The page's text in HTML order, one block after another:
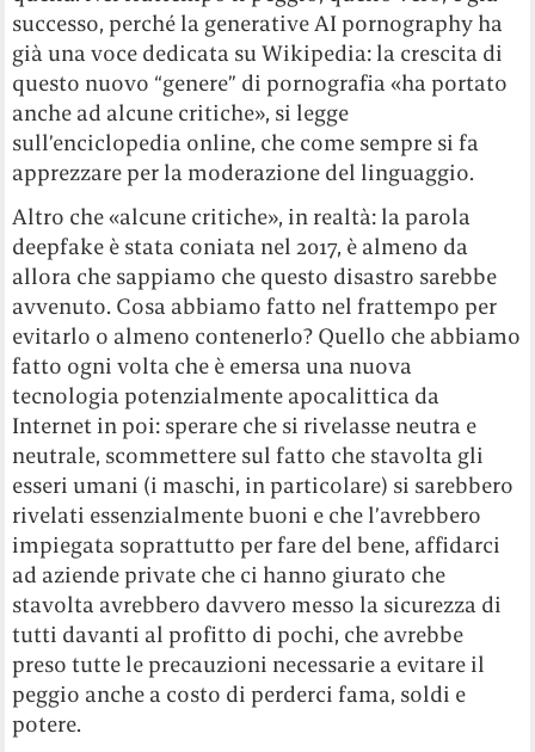
successo, perché la generative AI pornography ha
già una voce dedicata su Wikipedia: la crescita di
questo nuovo “genere” di pornografia «ha portato
anche ad alcune critiche», si legge
sull’enciclopedia online, che come sempre si fa
apprezzare per la moderazione del linguaggio.
Altro che «alcune critiche», in realtà: la parola
deepfake è stata coniata nel 2017, è almeno da
allora che sappiamo che questo disastro sarebbe
avvenuto. Cosa abbiamo fatto nel frattempo per
evitarlo o almeno contenerlo? Quello che abbiamo
fatto ogni volta che è emersa una nuova
tecnologia potenzialmente apocalittica da
Internet in poi: sperare che si rivelasse neutra e
neutrale, scommettere sul fatto che stavolta gli
esseri umani (i maschi, in particolare) si sarebbero
rivelati essenzialmente buoni e che l’avrebbero
impiegata soprattutto per fare del bene, affidarci
ad aziende private che ci hanno giurato che
stavolta avrebbero davvero messo la sicurezza di
tutti davanti al profitto di pochi, che avrebbe
preso tutte le precauzioni necessarie a evitare il
peggio anche a costo di perderci fama, soldi e
potere.